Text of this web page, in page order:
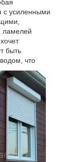
с усиленными
ламелей
быть
что